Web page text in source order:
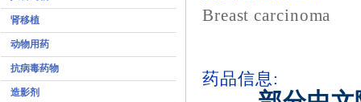
肾移植
动物用药
抗病毒药物
造影剂
Breast carcinoma
药品信息: